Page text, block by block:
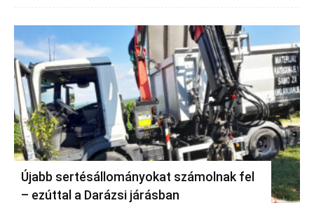
Újabb sertésállományokat számolnak fel
– ezúttal a Darázsi járásban